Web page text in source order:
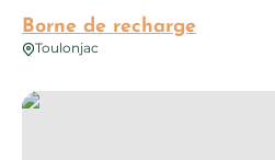
Borne de recharge
Toulonjac
Borne de recharge